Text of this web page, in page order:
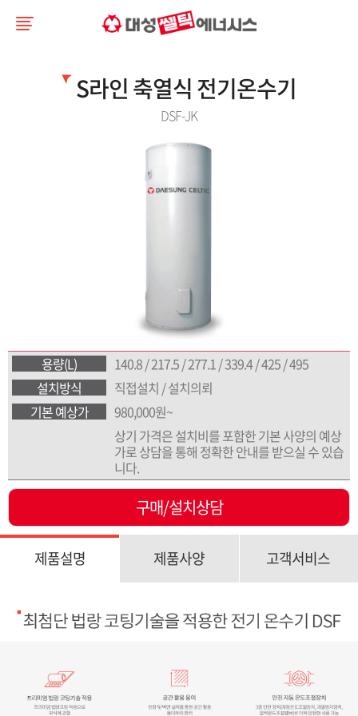
S라인 축열식 전기온수기
DSF-JK
용량(L)
140.8 / 217.5 / 277.1 / 339.4 / 425 / 495
설치방식
직접설치 / 설치의뢰
기본 예상가
980,000원~
상기 가격은 설치비를 포함한 기본 사양의 예상
가로 상담을 통해 정확한 안내를 받으실 수 있습
니다.
구매/설치상담
제품설명 제품사양 고객서비스